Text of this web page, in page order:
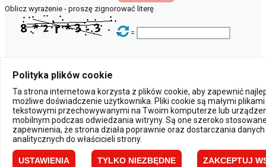
Oblicz wyrażenie - proszę zignorować literę
=
Powered by:
Polityka plików cookie
Ta strona internetowa korzysta z plików cookie, aby zapewnić
możliwe doświadczenie użytkownika. Pliki cookie są małymi plikami
tekstowymi przechowywanymi na Twoim komputerze lub
mobilnym podczas odwiedzania witryny. Są one szeroko
zapewnienia, że strona działa poprawnie oraz dostarczania danych
analitycznych do właścicieli strony.
USTAWIENIA TYLKO NIEZBĘDNE ZAKCEPTUJ
×
Powiadomienia
Zamknij Zapisz